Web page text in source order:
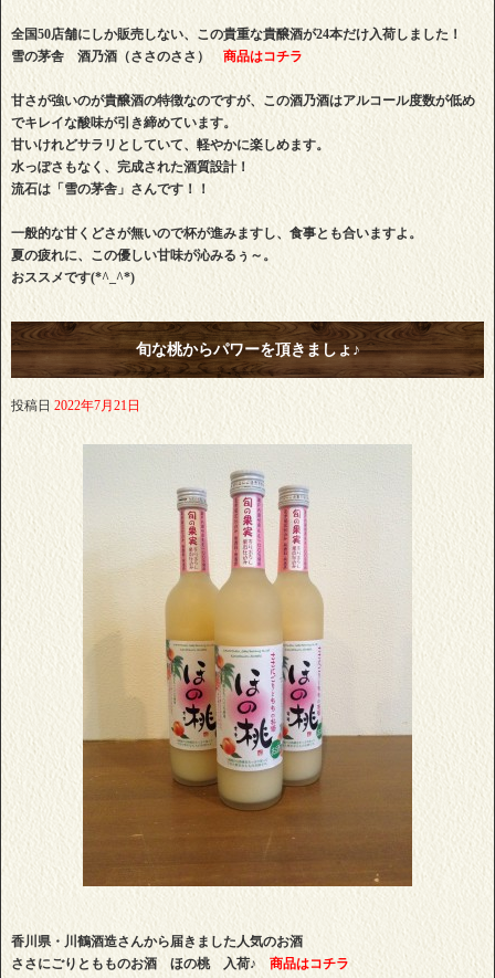
全国50店舗にしか販売しない、 この貴重な貴醸酒が24本だけ入荷しました！
雪の茅舎 酒乃酒（ささのささ） 商品はコチラ
甘さが強いのが貴醸酒の特徴なのですが、この酒乃酒はアルコール度数が低め
でキレイな酸味が引き締めています。
甘いけれどサラリとしていて、軽やかに楽しめます。
水っぽさもなく、完成された酒質設計！
流石は「雪の茅舎」さんです！！
一般的な甘くどさが無いので杯が進みますし、食事とも合いますよ。
夏の疲れに、この優しい甘味が沁みるぅ～。
おススメです(*^_^*)
旬な桃からパワーを頂きましょ♪
投稿日 2022年7月21日
香川県・川鶴酒造さんから届きました人気のお酒
ささにごりともものお酒 ほの桃 入荷♪ 商品はコチラ